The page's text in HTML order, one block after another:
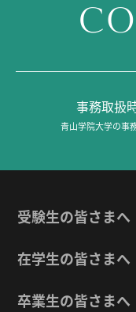
事務取扱
青山学院大学の事
受験生の皆さまへ
在学生の皆さまへ
卒業生の皆さまへ